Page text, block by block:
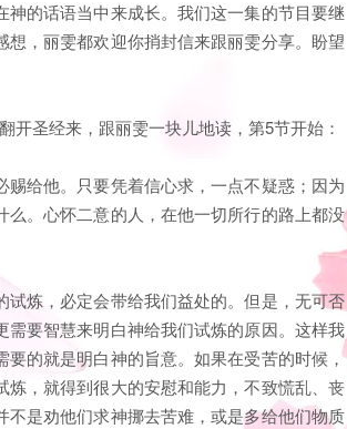
的话语当中来成长。我们这一集的节目要继
，丽雯都欢迎你捎封信来跟丽雯分享。盼望
圣经来，跟丽雯一块儿地读，第5节开始：
赐给他。只要凭着信心求，一点不疑惑；因为
。心怀二意的人，在他一切所行的路上都没
炼，必定会带给我们益处的。但是，无可否
要智慧来明白神给我们试炼的原因。这样我
的就是明白神的旨意。如果在受苦的时候，
，就得到很大的安慰和能力，不致慌乱、丧
是劝他们求神挪去苦难，或是多给他们物质